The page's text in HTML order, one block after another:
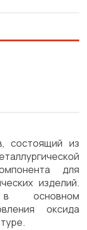
состоящий из
для
изделий.
в основном
оксида